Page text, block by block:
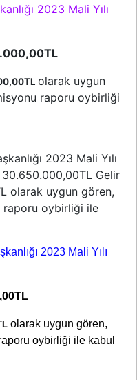
2023 Mali Yılı
olarak uygun
raporu oybirliği
2023 Mali Yılı
Gelir
olarak uygun gören,
raporu oybirliği ile
2023 Mali Yılı
olarak uygun gören,
oybirliği ile kabul